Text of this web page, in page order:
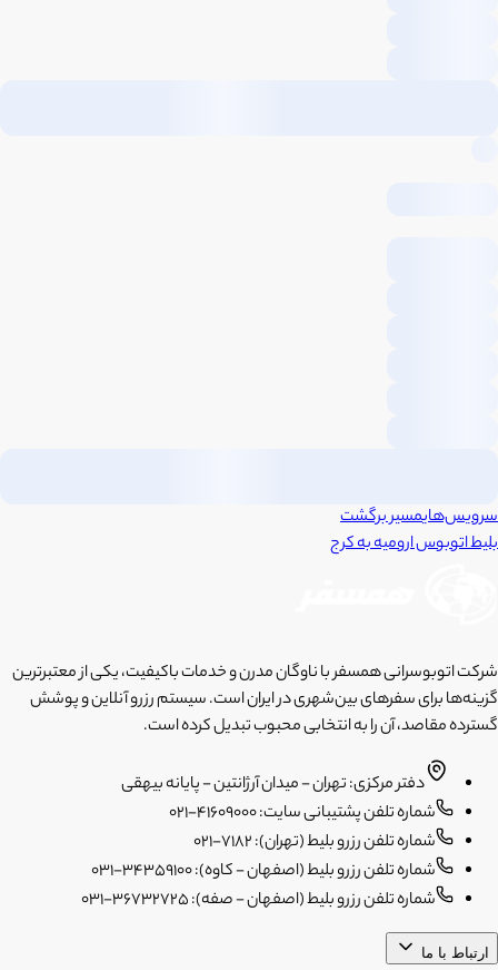
سرویس‌هایمسیر برگشت
بلیط اتوبوسارومیهبهکرج
شرکت اتوبوسرانی همسفر با ناوگان مدرن و خدمات باکیفیت، یکی از معتبرترین
گزینه‌ها برای سفرهای بین‌شهری در ایران است. سیستم رزرو آنلاین و پوشش
گسترده مقاصد، آن را به انتخابی محبوب تبدیل کرده است.
دفتر مرکزی: تهران - میدان آرژانتین - پایانه بیهقی
شماره تلفن پشتیبانی سایت: 41609000-021
شماره تلفن رزرو بلیط (تهران): 7182-021
شماره تلفن رزرو بلیط (اصفهان - کاوه): 34359100-031
شماره تلفن رزرو بلیط (اصفهان - صفه): 36732725-031
ارتباط با ما